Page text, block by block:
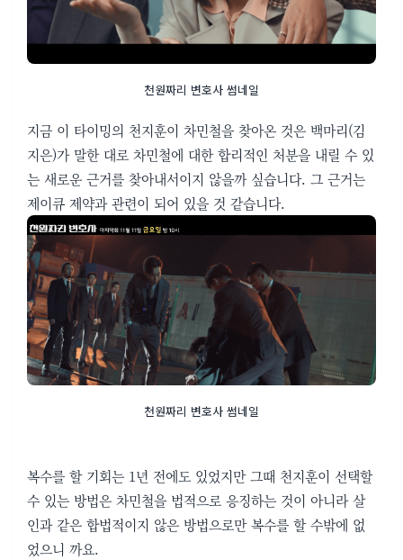
천원짜리 변호사 썸네일
지금 이 타이밍의 천지훈이 차민철을 찾아온 것은 백마리(김
지은)가 말한 대로 차민철에 대한 합리적인 처분을 내릴 수 있
는 새로운 근거를 찾아내서이지 않을까 싶습니다. 그 근거는
제이큐 제약과 관련이 되어 있을 것 같습니다.
천원짜리 변호사 썸네일
복수를 할 기회는 1년 전에도 있었지만 그때 천지훈이 선택할
수 있는 방법은 차민철을 법적으로 응징하는 것이 아니라 살
인과 같은 합법적이지 않은 방법으로만 복수를 할 수밖에 없
었으니 까요.